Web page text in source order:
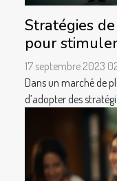
Stratégies
pour
17 septembre 2023
Dans un marché de
d’adopter des